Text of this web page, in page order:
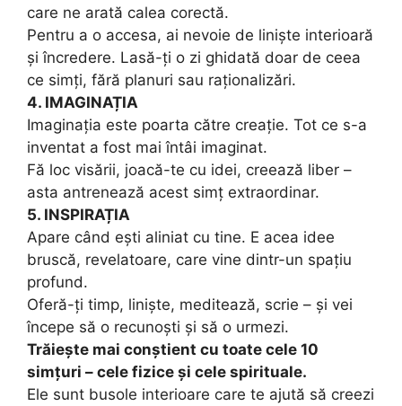
care ne arată calea corectă.
Pentru a o accesa, ai nevoie de liniște interioară
și încredere. Lasă-ți o zi ghidată doar de ceea
ce simți, fără planuri sau raționalizări.
4. IMAGINAȚIA
Imaginația este poarta către creație. Tot ce s-a
inventat a fost mai întâi imaginat.
Fă loc visării, joacă-te cu idei, creează liber –
asta antrenează acest simț extraordinar.
5. INSPIRAȚIA
Apare când ești aliniat cu tine. E acea idee
bruscă, revelatoare, care vine dintr-un spațiu
profund.
Oferă-ți timp, liniște, meditează, scrie – și vei
începe să o recunoști și să o urmezi.
Trăiește mai conștient cu toate cele 10
simțuri – cele fizice și cele spirituale.
Ele sunt busole interioare care te ajută să creezi